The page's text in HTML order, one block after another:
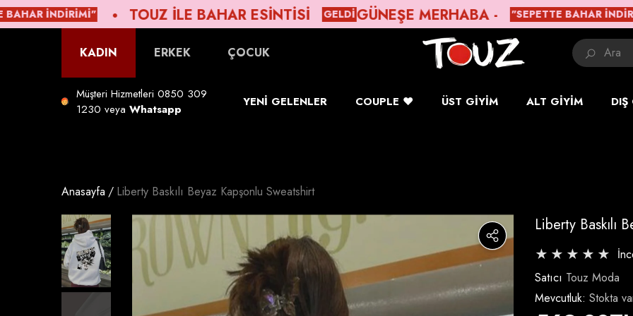
TOUZ ILE BAHAR ESINTISI GELDİㅤGÜNEŞE MERHABA - "SEPETTE BAHAR İNDIRIMI"
KADIN ERKEK ÇOCUK
Müşteri Hizmetleri 0850 309
1230 veya Whatsapp YENİ GELENLER COUPLE ❤️ ÜST GIYIM ALT GIYIM DIŞ
Anasayfa Liberty Baskılı Beyaz Kapşonlu Sweatshirt
Liberty Baskılı
Satıcı Touz Moda
Mevcutluk: Stokta